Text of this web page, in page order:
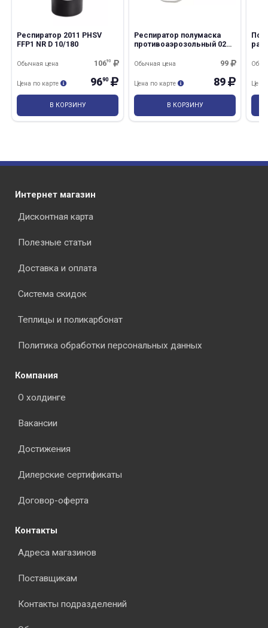
Респиратор 2011 PHSV
FFP1 NR D 10/180
10690
Обычная цена
9690
Цена по карте
В КОРЗИНУ
Респиратор полумаска
противоаэрозольный 0212
99
Обычная цена
89
Цена по карте
В КОРЗИНУ
Цена
Интернет магазин
Дисконтная карта
Полезные статьи
Доставка и оплата
Система скидок
Теплицы и поликарбонат
Политика обработки персональных данных
Компания
О холдинге
Вакансии
Достижения
Дилерские сертификаты
Договор-оферта
Контакты
Адреса магазинов
Поставщикам
Контакты подразделений